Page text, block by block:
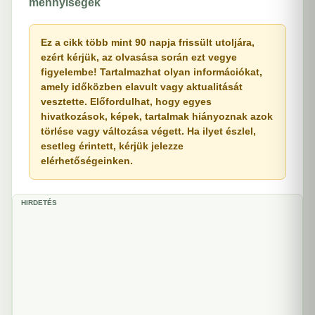
mennyiségek
Ez a cikk több mint 90 napja frissült utoljára,
ezért kérjük, az olvasása során ezt vegye
figyelembe! Tartalmazhat olyan információkat,
amely időközben elavult vagy aktualitását
vesztette. Előfordulhat, hogy egyes
hivatkozások, képek, tartalmak hiányoznak azok
törlése vagy változása végett. Ha ilyet észlel,
esetleg érintett, kérjük jelezze
elérhetőségeinken.
HIRDETÉS